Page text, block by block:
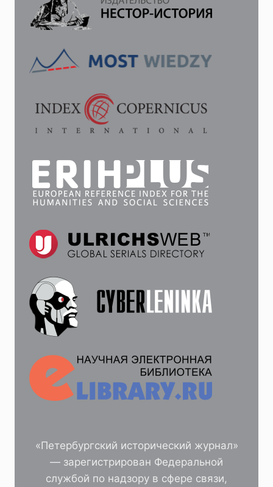
ЧЕЛОВЕКА…»
(РЕЦЕНЗИЯ
БАКШТ
Д.
ЛАВРЁНОВА
А.
М.,
КОЛОНТАРИ
МИХАИЛ
КОМИСАРОВ:
ЛЕГЕНДА
ЦАРСКОЙ
М.;
БЕРЛИН:
2023.
264
С.)
«Петербургский исторический журнал»
— зарегистрирован Федеральной
службой по надзору в сфере связи,